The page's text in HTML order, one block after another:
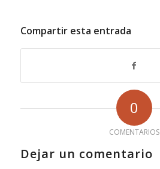
Compartir esta entrada
0
COMENTARIOS
Dejar un comentario